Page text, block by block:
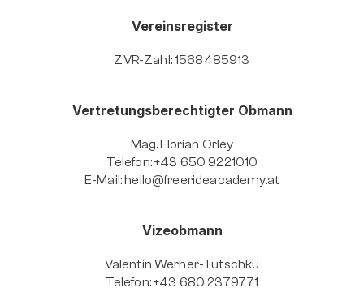
Vereinsregister
ZVR-Zahl: 1568485913
Vertretungsberechtigter Obmann
Mag. Florian Orley
Telefon: +43 650 9221010
E-Mail: hello@freerideacademy.at
Vizeobmann
Valentin Werner-Tutschku
Telefon: +43 680 2379771